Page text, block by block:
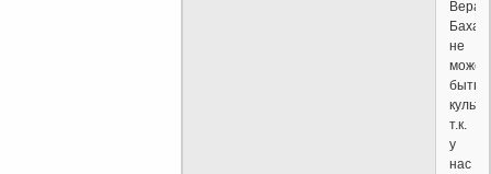
Вера
Бахаи
не
может
быть
т.к.
у
нас